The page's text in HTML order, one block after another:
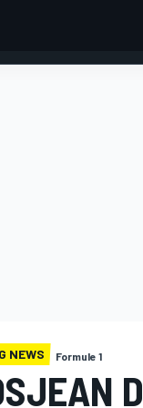
NEWS Formule 1